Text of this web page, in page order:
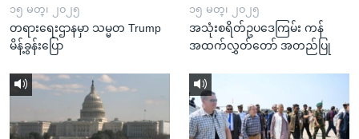
၁၅ မတ္၊ ၂၀၂၅
တရားရေးဌာနမှာ သမ္မတ Trump
မိန့်ခွန်းပြော
၁၅ မတ္၊ ၂၀၂၅
အသုံးစရိတ်ဥပဒေကြမ်း ကန်
အထက်လွှတ်တော် အတည်ပြု